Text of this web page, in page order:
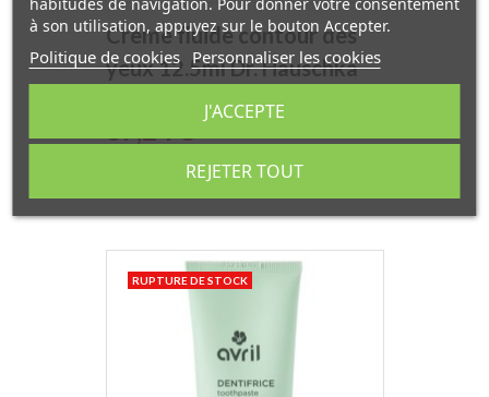
Crème fluide contour des
yeux 12.5ml Dr. Hauschka
37,24 €
RUPTURE DE STOCK
à son utilisation, appuyez sur le bouton Accepter.
Politique de cookies Personnaliser les cookies
REJETER TOUT
J'ACCEPTE